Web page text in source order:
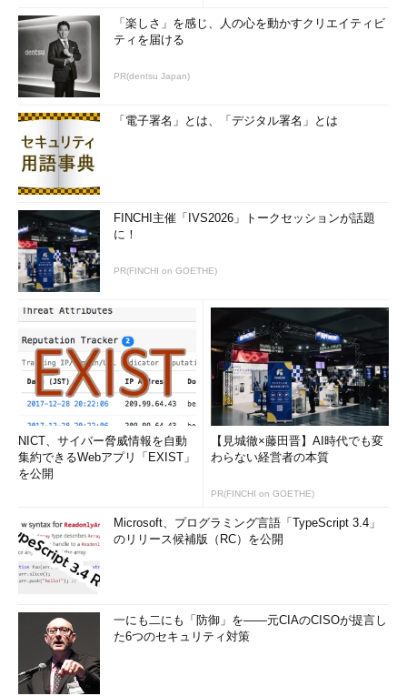
ルーター
異なるネットワーク、インターネットの世界（WAN:Wide
Area Network）と社内のネットワーク（LAN:Local Area
Network）をつなげる機器です。IPアドレスを元に、どのネット
ワークへデータを送れば良いのか道案内をする（経路選択：ルー
ティング）ことが、ルーターの役割です。このルーティングを行
うための判断材料としてルーターが使用するのが「ルーティング
スイッチではコリジョンドメインでしたが、ルーターではブロ
ードキャストドメインという言葉が頻出します。こちらも別のレ
ポートでまとめます。
メディアコンバーター
主な組み合わせとして、光ファイバーとUTP（LANケーブル）
の変換をする装置を「メディアコンバーター」と呼びます。文字
通り通信媒体（メディア）としてのケーブルの種別を変換できる
装置です。リピーター機能により信号の増幅と整調を行います。
さらに高機能な機器では、データのかたまりを全て受信するまで
データを溜めてから、違うケーブルへデータを転送できるスイッ
チ機能を持つものもあります。
知らなかった用語
用語
帯域幅
ケーブルを流れるデータ量の単位。bit/秒またはbps
マイクロセグ
メント化
「楽しさ」を感じ、人の心を動かすクリエイティビ
ティを届ける
PR(dentsu Japan)
「電子署名」とは、「デジタル署名」とは
FINCHI主催「IVS2026」トークセッションが話題
に！
PR(FINCHI on GOETHE)
NICT、サイバー脅威情報を自動
集約できるWebアプリ「EXIST」
を公開
【見城徹×藤田晋】AI時代でも変
わらない経営者の本質
PR(FINCHI on GOETHE)
Microsoft、プログラミング言語「TypeScript 3.4」
のリリース候補版（RC）を公開
一にも二にも「防御」を――元CIAのCISOが提言し
た6つのセキュリティ対策